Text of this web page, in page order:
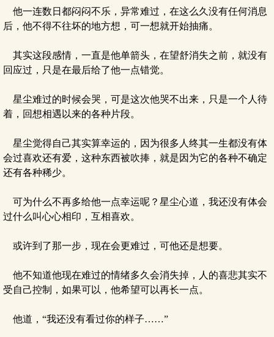
他一连数日都闷闷不乐，异常难过，在这么久没有任何消息
后，他不得不往坏的地方想，可一想就开始抽痛。
其实这段感情，一直是他单箭头，在望舒消失之前，就没有
回应过，只是在最后给了他一点错觉。
星尘难过的时候会哭，可是这次他哭不出来，只是一个人待
着，回想相遇以来的各种片段。
星尘觉得自己其实算幸运的，因为很多人终其一生都没有体
会过喜欢还有爱，这种东西被吹捧，就是因为它的各种不确定
还有各种稀少。
可为什么不再多给他一点幸运呢？星尘心道，我还没有体会
过什么叫心心相印，互相喜欢。
或许到了那一步，现在会更难过，可他还是想要。
他不知道他现在难过的情绪多久会消失掉，人的喜悲其实不
受自己控制，如果可以，他希望可以再长一点。
他道，“我还没有看过你的样子……”